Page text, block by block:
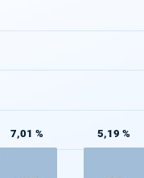
7,01 % 5,19 %